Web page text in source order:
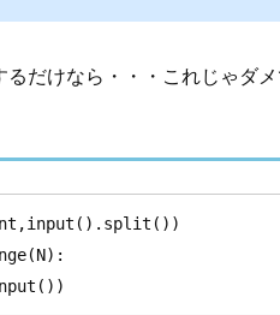
るだけなら・・・これじゃダメ